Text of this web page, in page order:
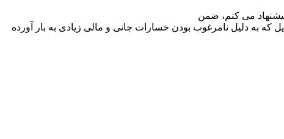
می کنم، ضمن
به دلیل نامرغوب بودن خسارات جانی و مالی زیادی به بار آورده